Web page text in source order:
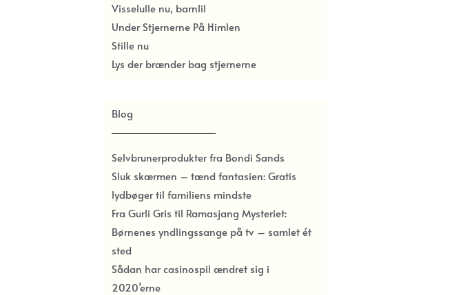
Visselulle nu, barnlil
Under Stjernerne På Himlen
Stille nu
Lys der brænder bag stjernerne
Blog
Selvbrunerprodukter fra Bondi Sands
Sluk skærmen – tænd fantasien: Gratis
lydbøger til familiens mindste
Fra Gurli Gris til Ramasjang Mysteriet:
Børnenes yndlingssange på tv – samlet ét
sted
Sådan har casinospil ændret sig i
2020’erne